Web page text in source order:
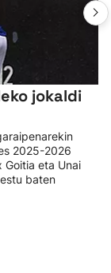
jokaldi
2025-2026
Goitia eta Unai
baten